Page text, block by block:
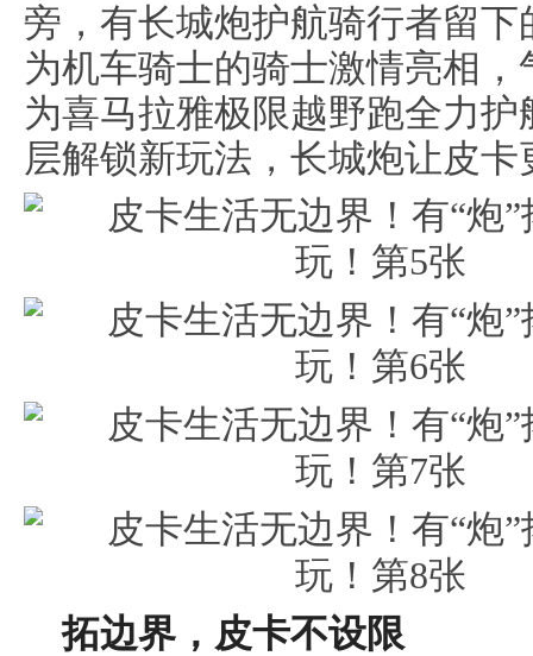
旁，有长城炮护航骑行者留
为机车骑士的骑士激情亮相
为喜马拉雅极限越野跑全力
层解锁新玩法，长城炮让皮
拓边界， 皮卡不设限